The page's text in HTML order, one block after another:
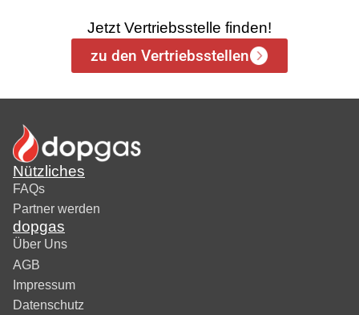
Jetzt Vertriebsstelle finden!
zu den Vertriebsstellen
Nützliches
FAQs
Partner werden
dopgas
Über Uns
AGB
Impressum
Datenschutz